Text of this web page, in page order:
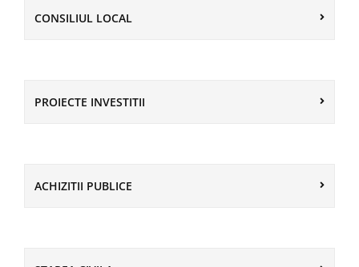
CONSILIUL LOCAL
PROIECTE INVESTITII
ACHIZITII PUBLICE